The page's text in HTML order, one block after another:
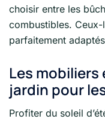
choisir entre les
combustibles.
parfaitement
Les
jardin pour
Profiter du soleil